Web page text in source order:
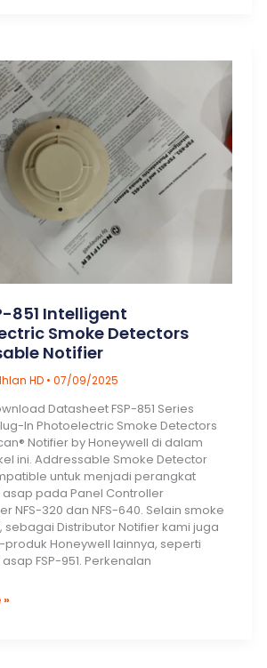
851 Intelligent
Smoke Detectors
Notifier
HD • 07/09/2025
Datasheet FSP-851 Series
In Photoelectric Smoke Detectors
Notifier by Honeywell di dalam
ini. Addressable Smoke Detector
untuk menjadi perangkat
pada Panel Controller
NFS-320 dan NFS-640. Selain smoke
sebagai Distributor Notifier kami juga
Honeywell lainnya, seperti
FSP-951. Perkenalan